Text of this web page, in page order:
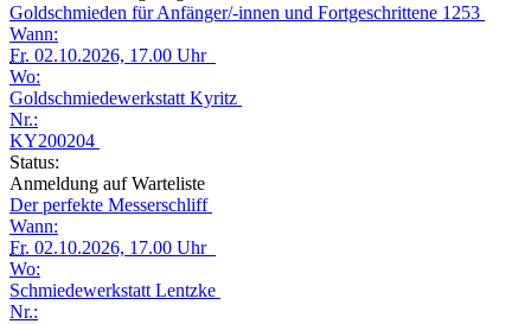
Goldschmieden für Anfänger/-innen und Fortgeschrittene 1253
Wann:
Fr. 02.10.2026, 17.00 Uhr
Wo:
Goldschmiedewerkstatt Kyritz
Nr.:
KY200204
Status:
Anmeldung auf Warteliste
Der perfekte Messerschliff
Wann:
Fr. 02.10.2026, 17.00 Uhr
Wo:
Schmiedewerkstatt Lentzke
Nr.: